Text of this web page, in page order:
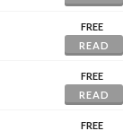
FREE
READ
FREE
READ
FREE